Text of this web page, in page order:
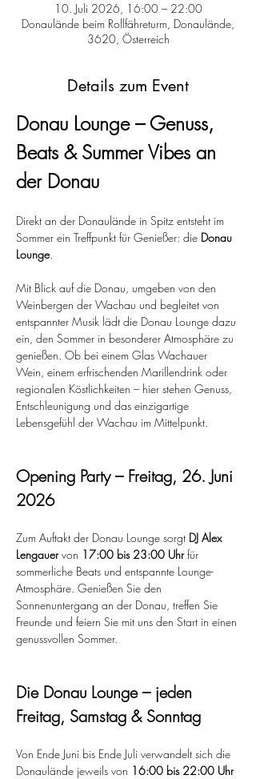
10. Juli 2026, 16:00 – 22:00
Donaulände beim Rollfähreturm, Donaulände,
3620, Österreich
Details zum Event
Donau Lounge – Genuss,
Beats & Summer Vibes an
der Donau
Direkt an der Donaulände in Spitz entsteht im
Sommer ein Treffpunkt für Genießer: die Donau
Lounge.
Mit Blick auf die Donau, umgeben von den
Weinbergen der Wachau und begleitet von
entspannter Musik lädt die Donau Lounge dazu
ein, den Sommer in besonderer Atmosphäre zu
genießen. Ob bei einem Glas Wachauer
Wein, einem erfrischenden Marillendrink oder
regionalen Köstlichkeiten – hier stehen Genuss,
Entschleunigung und das einzigartige
Lebensgefühl der Wachau im Mittelpunkt.
Opening Party – Freitag, 26. Juni
2026
Zum Auftakt der Donau Lounge sorgt DJ Alex
Lengauer von 17:00 bis 23:00 Uhr für
sommerliche Beats und entspannte Lounge-
Atmosphäre. Genießen Sie den
Sonnenuntergang an der Donau, treffen Sie
Freunde und feiern Sie mit uns den Start in einen
genussvollen Sommer.
Die Donau Lounge – jeden
Freitag, Samstag & Sonntag
Von Ende Juni bis Ende Juli verwandelt sich die
Donaulände jeweils von 16:00 bis 22:00 Uhr